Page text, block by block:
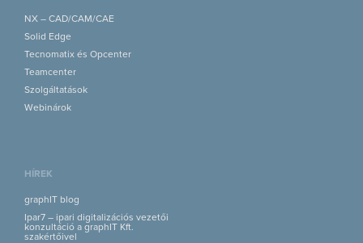
NX – CAD/CAM/CAE
Solid Edge
Tecnomatix és Opcenter
Teamcenter
Szolgáltatások
Webinárok
HÍREK
graphIT blog
Ipar7 – ipari digitalizációs vezetői
konzultáció a graphIT Kft.
szakértőivel